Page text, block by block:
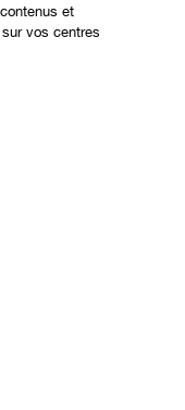
et
vos centres